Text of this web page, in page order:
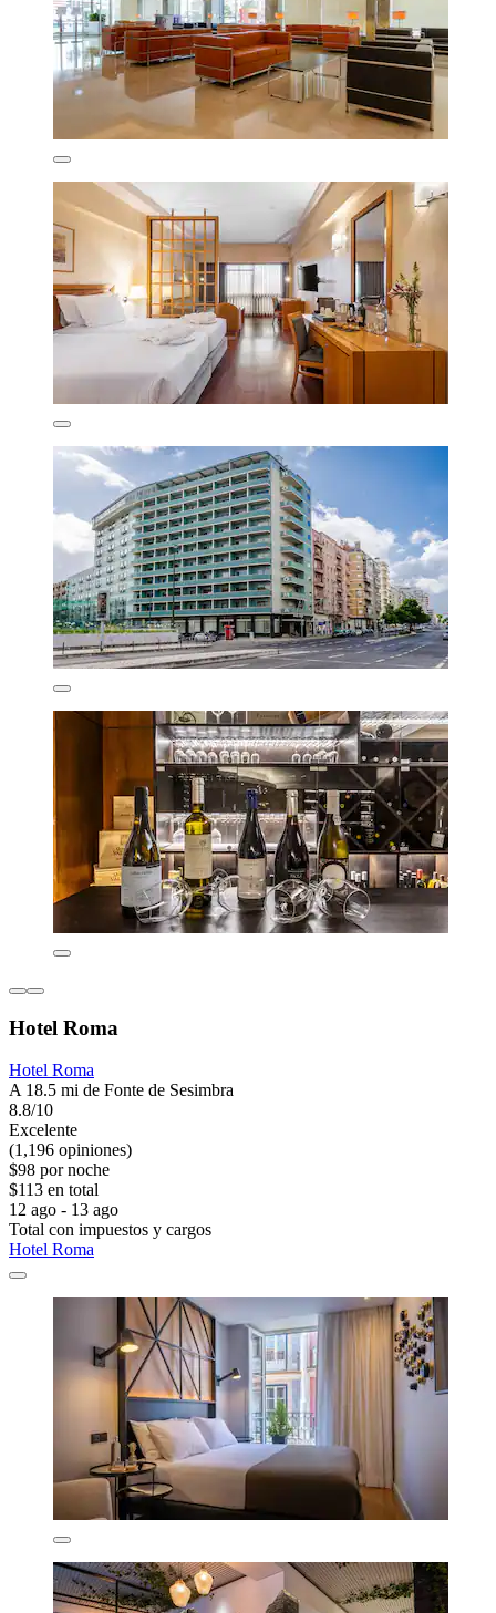
Hotel Roma
Hotel Roma
A 18.5 mi de Fonte de Sesimbra
8.8/10
Excelente
(1,196 opiniones)
$98 por noche
$113 en total
12 ago - 13 ago
Total con impuestos y cargos
Hotel Roma